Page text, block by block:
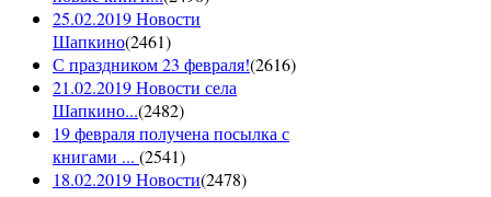
25.02.2019 Новости
Шапкино(2461)
С праздником 23 февраля!(2616)
21.02.2019 Новости села
Шапкино...(2482)
19 февраля получена посылка с
книгами ... (2541)
18.02.2019 Новости(2478)